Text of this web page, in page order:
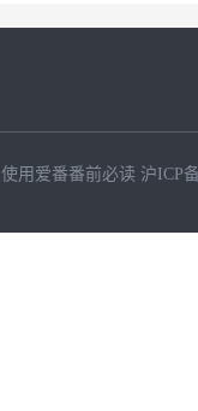
使用爱番番前必读 沪ICP